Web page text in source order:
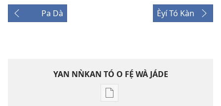
Pa Dà Èyí Tó Kàn
YAN NǸKAN TÓ O FẸ́ WÀ JÁDE
Bó